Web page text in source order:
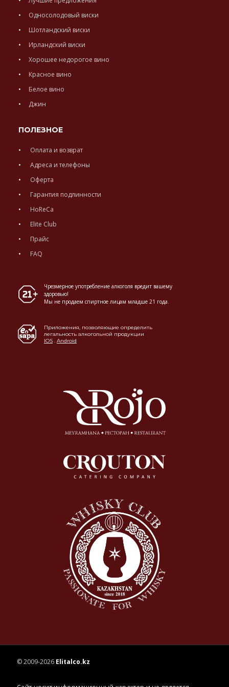
Односолодовый виски
Шотландский виски
Ирландский виски
Хорошее недорогое вино
Красное вино
Белое вино
Джин
ПОЛЕЗНОЕ
Оплата и возврат
Адреса и телефоны
Оферта
Гарантия подлинности
HoReCa
Elite Club
Прайс
FAQ
Чрезмерное употребление алкоголя вредит вашему
здоровью!
Мы не продаем спиртное лицам младше 21 года.
Приложения, позволяющие определить
легальность алкогольной продукции
IOS . Android
© 2009-2026 Elitalco.kz